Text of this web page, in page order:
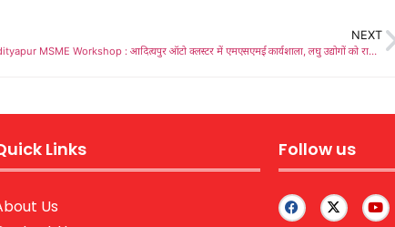
NEXT
Adityapur MSME Workshop : आदित्यपुर ऑटो क्लस्टर में एमएसएमई कार्यशाला, लघु उद्योगों को राहत की मांग, बिजली दरों और लाइसेंस प्रक्रिया पर उठी आवाज़
Links
Us
Follow us